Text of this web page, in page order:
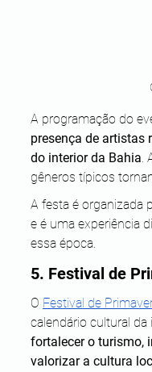
A programação do
presença de
do interior da Bahia.
gêneros típicos
A festa é organizada
e é uma experiência
essa época.
5. Festival de
O Festival de
calendário cultural da
fortalecer o turismo,
valorizar a cultura